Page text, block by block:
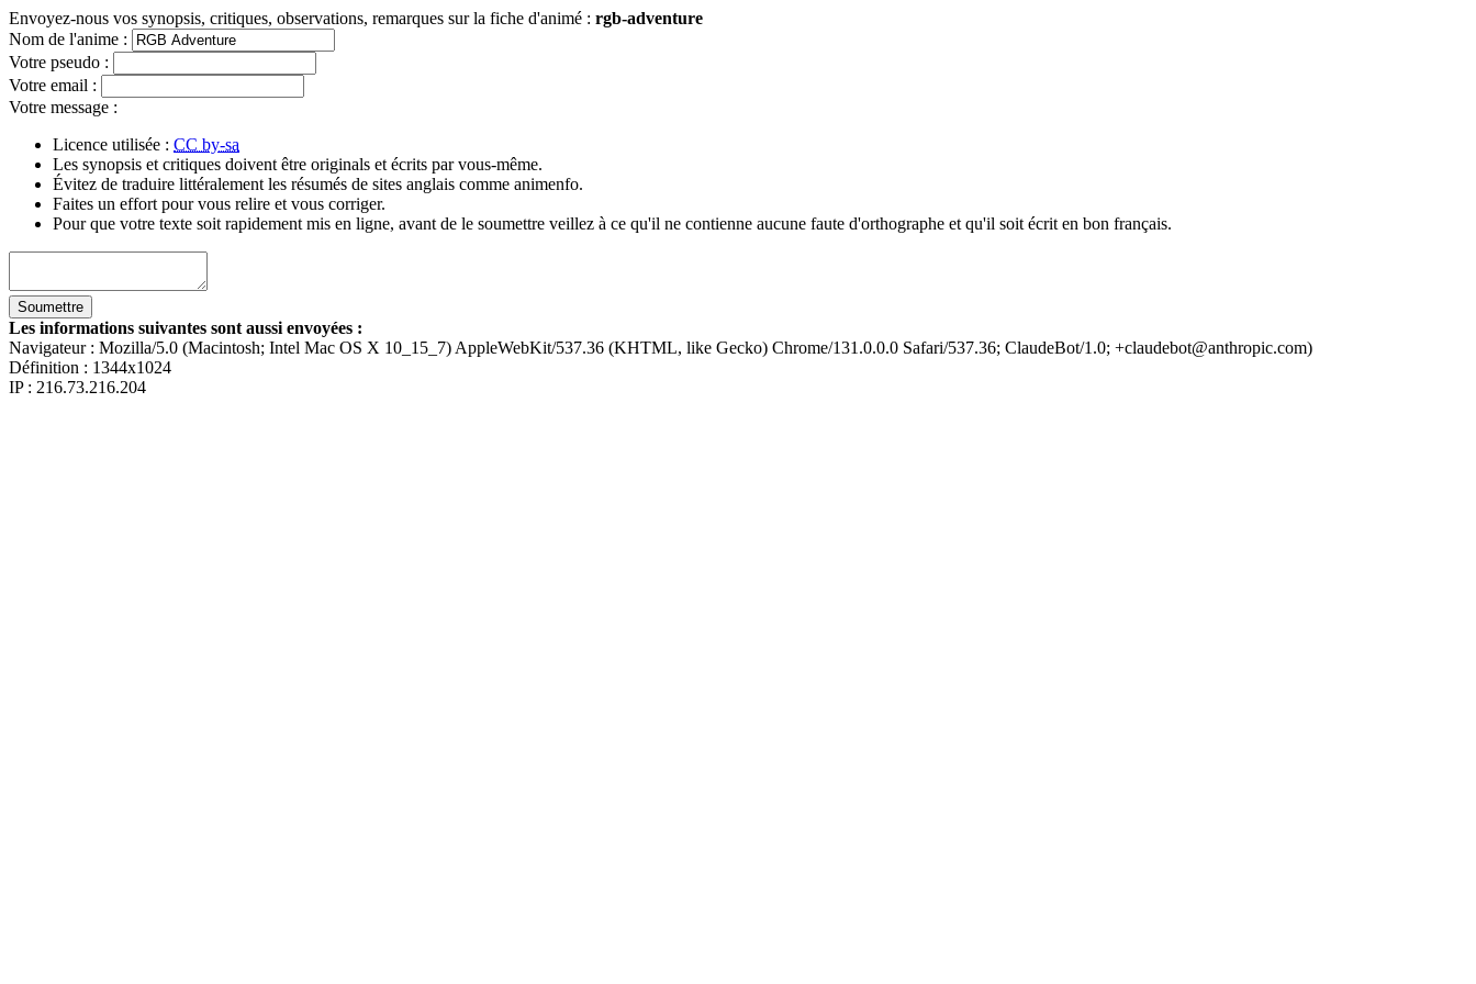
Envoyez-nous vos synopsis, critiques, observations, remarques sur la fiche d'animé : rgb-adventure
Nom de l'anime :
Votre pseudo :
Votre email :
Votre message :
Licence utilisée : CC by-sa
Les synopsis et critiques doivent être originals et écrits par vous-même.
Évitez de traduire littéralement les résumés de sites anglais comme animenfo.
Faites un effort pour vous relire et vous corriger.
Pour que votre texte soit rapidement mis en ligne, avant de le soumettre veillez à ce qu'il ne contienne aucune faute d'orthographe et qu'il soit écrit en bon français.
Les informations suivantes sont aussi envoyées :
Navigateur : Mozilla/5.0 (Macintosh; Intel Mac OS X 10_15_7) AppleWebKit/537.36 (KHTML, like Gecko) Chrome/131.0.0.0 Safari/537.36; ClaudeBot/1.0; +claudebot@anthropic.com)
Définition : 1344x1024
IP : 216.73.216.204